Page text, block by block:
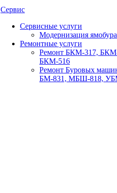
Сервис
Сервисные услуги
Модернизация
Ремонтные услуги
Ремонт БКМ-317,
БКМ-516
Ремонт Буровых
БМ-831, МБШ-818,